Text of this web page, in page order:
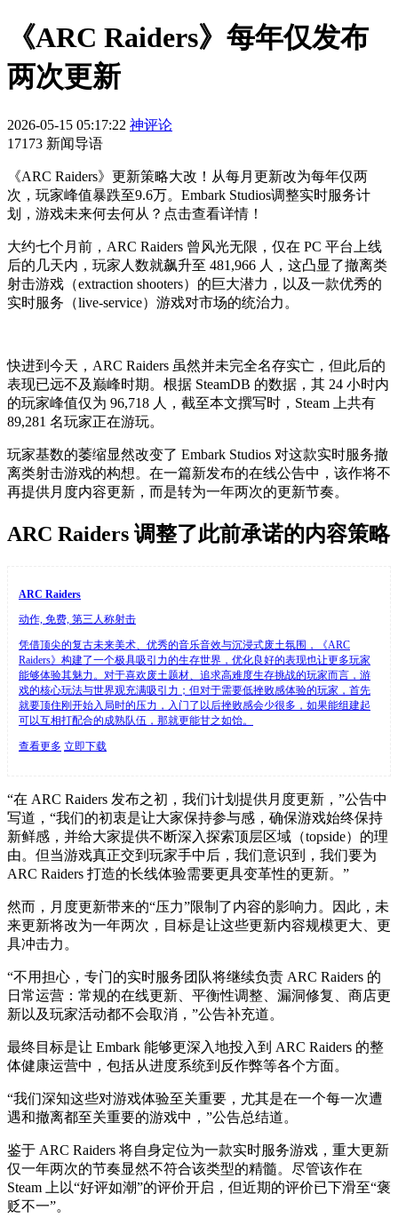
《ARC Raiders》每年仅发布
两次更新
2026-05-15 05:17:22 神评论
17173 新闻导语
《ARC Raiders》更新策略大改！从每月更新改为每年仅两
次，玩家峰值暴跌至9.6万。Embark Studios调整实时服务计
划，游戏未来何去何从？点击查看详情！
大约七个月前，ARC Raiders 曾风光无限，仅在 PC 平台上线
后的几天内，玩家人数就飙升至 481,966 人，这凸显了撤离类
射击游戏（extraction shooters）的巨大潜力，以及一款优秀的
实时服务（live-service）游戏对市场的统治力。
快进到今天，ARC Raiders 虽然并未完全名存实亡，但此后的
表现已远不及巅峰时期。根据 SteamDB 的数据，其 24 小时内
的玩家峰值仅为 96,718 人，截至本文撰写时，Steam 上共有
89,281 名玩家正在游玩。
玩家基数的萎缩显然改变了 Embark Studios 对这款实时服务撤
离类射击游戏的构想。在一篇新发布的在线公告中，该作将不
再提供月度内容更新，而是转为一年两次的更新节奏。
ARC Raiders 调整了此前承诺的内容策略
ARC Raiders
动作, 免费, 第三人称射击
凭借顶尖的复古未来美术、优秀的音乐音效与沉浸式废土氛围，《ARC
Raiders》构建了一个极具吸引力的生存世界，优化良好的表现也让更多玩家
能够体验其魅力。对于喜欢废土题材、追求高难度生存挑战的玩家而言，游
戏的核心玩法与世界观充满吸引力；但对于需要低挫败感体验的玩家，首先
就要顶住刚开始入局时的压力，入门了以后挫败感会少很多，如果能组建起
可以互相打配合的成熟队伍，那就更能甘之如饴。
查看更多 立即下载
“在 ARC Raiders 发布之初，我们计划提供月度更新，”公告中
写道，“我们的初衷是让大家保持参与感，确保游戏始终保持
新鲜感，并给大家提供不断深入探索顶层区域（topside）的理
由。但当游戏真正交到玩家手中后，我们意识到，我们要为
ARC Raiders 打造的长线体验需要更具变革性的更新。”
然而，月度更新带来的“压力”限制了内容的影响力。因此，未
来更新将改为一年两次，目标是让这些更新内容规模更大、更
具冲击力。
“不用担心，专门的实时服务团队将继续负责 ARC Raiders 的
日常运营：常规的在线更新、平衡性调整、漏洞修复、商店更
新以及玩家活动都不会取消，”公告补充道。
最终目标是让 Embark 能够更深入地投入到 ARC Raiders 的整
体健康运营中，包括从进度系统到反作弊等各个方面。
“我们深知这些对游戏体验至关重要，尤其是在一个每一次遭
遇和撤离都至关重要的游戏中，”公告总结道。
鉴于 ARC Raiders 将自身定位为一款实时服务游戏，重大更新
仅一年两次的节奏显然不符合该类型的精髓。尽管该作在
Steam 上以“好评如潮”的评价开启，但近期的评价已下滑至“褒
贬不一”。